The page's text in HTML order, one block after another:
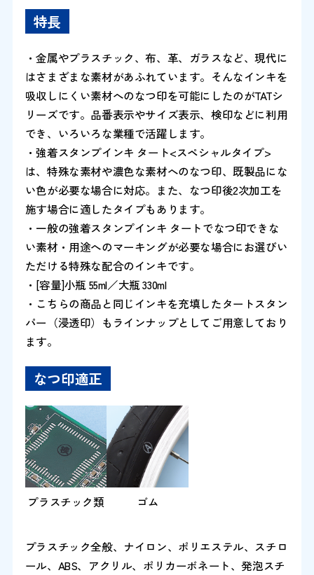
特長
・金属やプラスチック、布、革、ガラスなど、現代に
はさまざまな素材があふれています。そんなインキを
吸収しにくい素材へのなつ印を可能にしたのがTATシ
リーズです。品番表示やサイズ表示、検印などに利用
でき、いろいろな業種で活躍します。
・強着スタンプインキ タート<スペシャルタイプ>
は、特殊な素材や濃色な素材へのなつ印、既製品にな
い色が必要な場合に対応。また、なつ印後2次加工を
施す場合に適したタイプもあります。
・一般の強着スタンプインキ タートでなつ印できな
い素材・用途へのマーキングが必要な場合にお選びい
ただける特殊な配合のインキです。
・[容量]小瓶 55ml／大瓶 330ml
・こちらの商品と同じインキを充填したタートスタン
パー（浸透印）もラインナップとしてご用意しており
ます。
なつ印適正
プラスチック類 ゴム
プラスチック全般、ナイロン、ポリエステル、スチロ
ール、ABS、アクリル、ポリカーボネート、発泡スチ